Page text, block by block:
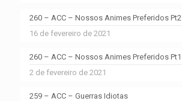
260 – ACC – Nossos Animes Preferidos Pt2
16 de fevereiro de 2021
260 – ACC – Nossos Animes Preferidos Pt1
2 de fevereiro de 2021
259 – ACC – Guerras Idiotas